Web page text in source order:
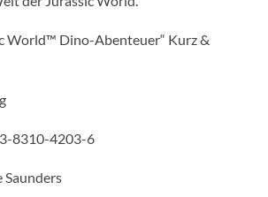
World™ Dino-Abenteuer“ Kurz &
8310-4203-6